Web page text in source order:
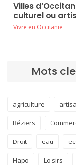
Villes
culturel ou
Vivre en Occitanie
Mots
agriculture
Béziers
Droit eau
Hapo Loisirs